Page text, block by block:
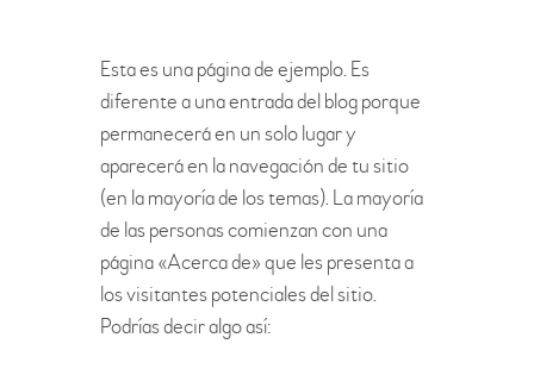
EVENTOS
CONTACTO
Esta es una página de ejemplo. Es
diferente a una entrada del blog porque
permanecerá en un solo lugar y
aparecerá en la navegación de tu sitio
(en la mayoría de los temas). La mayoría
de las personas comienzan con una
página «Acerca de» que les presenta a
los visitantes potenciales del sitio.
Podrías decir algo así: